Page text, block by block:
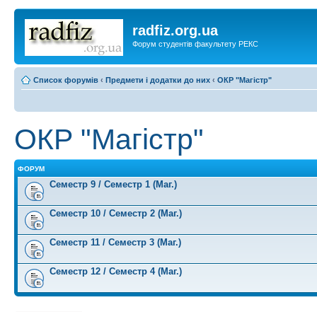
radfiz.org.ua
Форум студентів факультету РЕКС
Список форумів ‹ Предмети і додатки до них ‹ ОКР "Магістр"
ОКР "Магістр"
ФОРУМ
Семестр 9 / Семестр 1 (Маг.)
Семестр 10 / Семестр 2 (Маг.)
Семестр 11 / Семестр 3 (Маг.)
Семестр 12 / Семестр 4 (Маг.)